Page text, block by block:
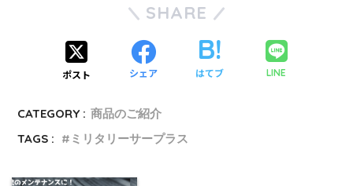
SHARE
ポスト シェア はてブ LINE
CATEGORY : 商品のご紹介
TAGS :
ミリタリーサープラス